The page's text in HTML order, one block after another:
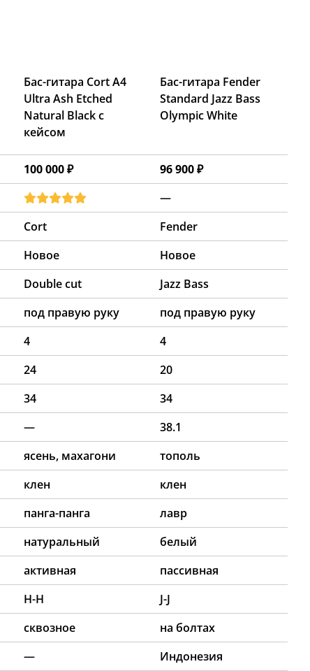
Бас-гитара Cort A4
Ultra Ash Etched
Natural Black с
кейсом
Бас-гитара Fender
Standard Jazz Bass
Olympic White
100 000 ₽
96 900 ₽
—
Cort
Fender
Новое
Новое
Double cut
Jazz Bass
под правую руку
под правую руку
4
4
24
20
34
34
—
38.1
ясень, махагони
тополь
клен
клен
панга-панга
лавр
натуральный
белый
активная
пассивная
H-H
J-J
сквозное
на болтах
—
Индонезия